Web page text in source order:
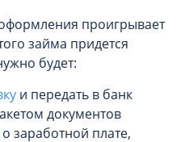
проигрывает
займа придется
будет:
и передать в банк
документов
заработной плате,